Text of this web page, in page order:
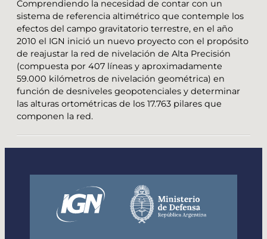
Comprendiendo la necesidad de contar con un
sistema de referencia altimétrico que contemple los
efectos del campo gravitatorio terrestre, en el año
2010 el IGN inició un nuevo proyecto con el propósito
de reajustar la red de nivelación de Alta Precisión
(compuesta por 407 líneas y aproximadamente
59.000 kilómetros de nivelación geométrica) en
función de desniveles geopotenciales y determinar
las alturas ortométricas de los 17.763 pilares que
componen la red.